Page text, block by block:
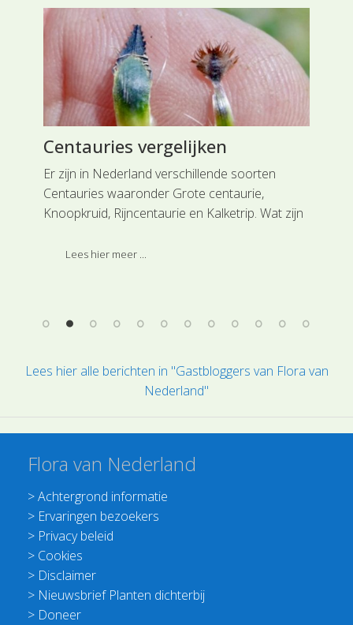
Centauries vergelijken
Er zijn in Nederland verschillende soorten
Centauries waaronder Grote centaurie,
Knoopkruid, Rijncentaurie en Kalketrip. Wat zijn
soorten?
Lees hier meer ...
Lees hier alle berichten in "Gastbloggers van Flora van
Nederland"
Flora van Nederland
>Achtergrond informatie
> Ervaringen bezoekers
> Privacy beleid
> Cookies
> Disclaimer
> Nieuwsbrief Planten dichterbij
> Doneer